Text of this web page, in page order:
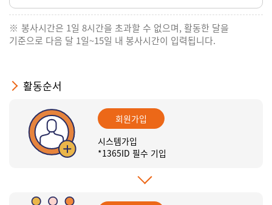
봉사시간은 1일 8시간을 초과할 수 없으며, 활동한 달을
기준으로 다음 달 1일~15일 내 봉사시간이 입력됩니다.
활동순서
회원가입
시스템가입
*1365ID 필수 기입